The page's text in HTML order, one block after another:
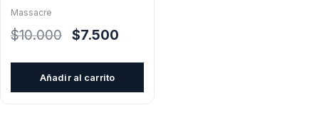
Massacre
$10.000
El
$7.500
Añadir al carrito